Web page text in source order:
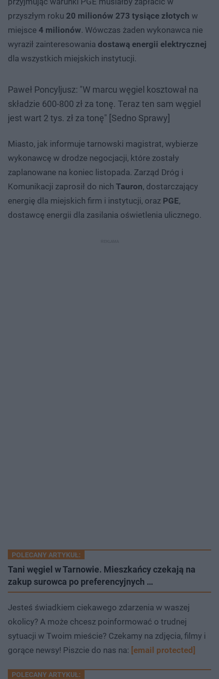
przyszłym roku 20 milionów 273 tysiące złotych w
miejsce 4 milionów. Wówczas żaden wykonawca nie
wyraził zainteresowania dostawą energii elektrycznej
dla wszystkich miejskich instytucji.
Paweł Poncyljusz: "W marcu węgiel kosztował na
składzie 600-800 zł za tonę. Teraz ten sam węgiel
jest wart 2 tys. zł za tonę" [Sedno Sprawy]
Miasto, jak informuje tarnowski magistrat, wybierze
wykonawcę w drodze negocjacji, które zostały
zaplanowane na koniec listopada. Zarząd Dróg i
Komunikacji zaprosił do nich Tauron, dostarczający
energię dla miejskich firm i instytucji, oraz PGE,
dostawcę energii dla zasilania oświetlenia ulicznego.
POLECANY ARTYKUŁ:
Tani węgiel w Tarnowie. Mieszkańcy czekają na
zakup surowca po preferencyjnych …
Jesteś świadkiem ciekawego zdarzenia w waszej
okolicy? A może chcesz poinformować o trudnej
sytuacji w Twoim mieście? Czekamy na zdjęcia, filmy i
gorące newsy! Piszcie do nas na: [email protected]
POLECANY ARTYKUŁ: